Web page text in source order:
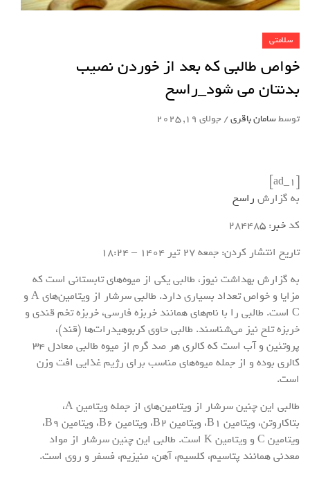
سلامتی
خواص طالبی که بعد از خوردن نصیب
بدنتان می شود_راسخ
توسطسامان باقری/ جولای 19, 2025
[ad_1]
به گزارش راسخ
کدخبر: 284485
تاریخ انتشار کردن: جمعه 27 تير 1404 – 18:24
به گزارش بهداشت نیوز، طالبی یکی از میوه‌های تابستانی است که
مزایا و خواص تعداد بسیاری دارد. طالبی سرشار از ویتامین‌های A و
C است. طالبی را با نام‌های همانند خربزه فارسی، خربزه تخم قندی و
خربزه تلخ نیز می‌شناسند. طالبی حاوی کربوهیدرات‌ها (قند)،
پروتئین و آب است که کالری هر صد گرم از میوه طالبی معادل ۳۴
کالری بوده و از جمله میوه‌های مناسب برای رژیم غذایی افت وزن
است.
طالبی این چنین سرشار از ویتامین‌های از جمله ویتامین A،
بتاکاروتن، ویتامین B1، ویتامین B2، ویتامین B6، ویتامین B9،
ویتامین C و ویتامین K است. طالبی این چنین سرشار از مواد
معدنی همانند پتاسیم، کلسیم، آهن، منیزیم، فسفر و روی است.